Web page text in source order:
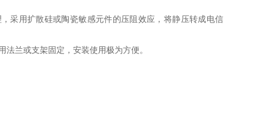
用扩散硅或陶瓷敏感元件的压阻效应，将静压转成电信
兰或支架固定，安装使用极为方便。